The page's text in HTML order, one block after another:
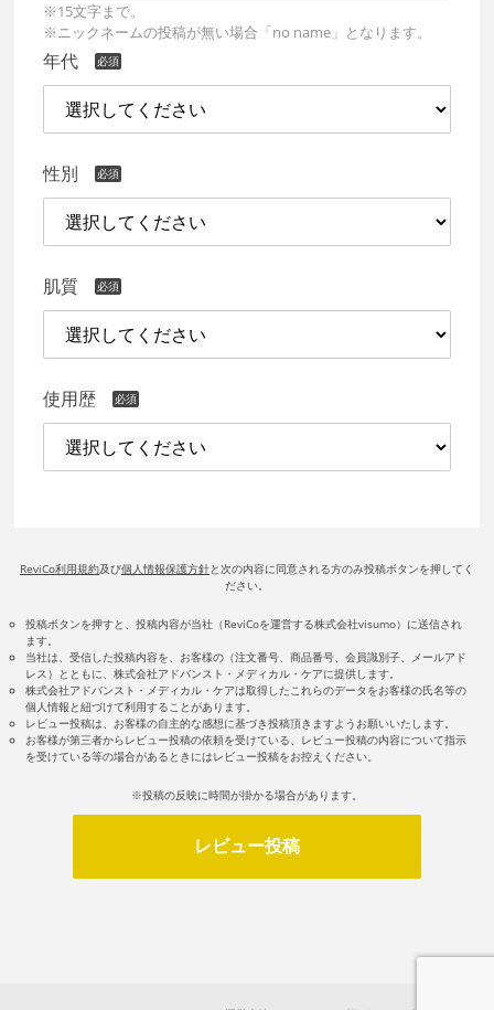
※15文字まで。
※ニックネームの投稿が無い場合「no name」となります。
年代
性別
肌質
使用歴
ReviCo利用規約及び個人情報保護方針と次の内容に同意される方のみ投稿ボタンを押してく
ださい。
投稿ボタンを押すと、投稿内容が当社（ReviCoを運営する株式会社visumo）に送信され
ます。
当社は、受信した投稿内容を、お客様の（注文番号、商品番号、会員識別子、メールアド
レス）とともに、株式会社アドバンスト・メディカル・ケアに提供します。
株式会社アドバンスト・メディカル・ケアは取得したこれらのデータをお客様の氏名等の
個人情報と紐づけて利用することがあります。
レビュー投稿は、お客様の自主的な感想に基づき投稿頂きますようお願いいたします。
お客様が第三者からレビュー投稿の依頼を受けている、レビュー投稿の内容について指示
を受けている等の場合があるときにはレビュー投稿をお控えください。
※投稿の反映に時間が掛かる場合があります。